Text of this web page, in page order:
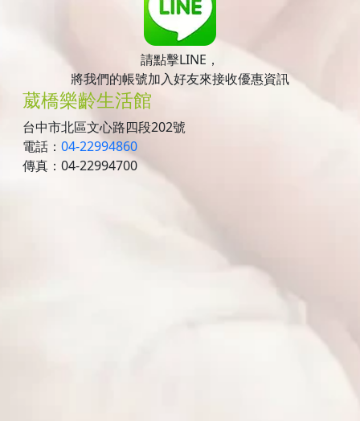
請點擊LINE，
將我們的帳號加入好友來接收優惠資訊
葳橋樂齡生活館
台中市北區文心路四段202號
電話： 04-22994860
傳真：04-22994700